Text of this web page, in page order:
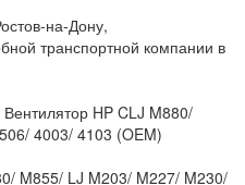
на-Дону,
транспортной компании в
HP CLJ M880/
4003/ 4103 (OEM)
M855/ LJ M203/ M227/ M230/